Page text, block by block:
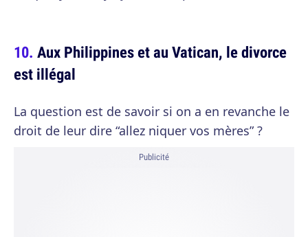
Aux Philippines et au Vatican, le divorce
est illégal
La question est de savoir si on a en revanche le
droit de leur dire “allez niquer vos mères” ?
Publicité